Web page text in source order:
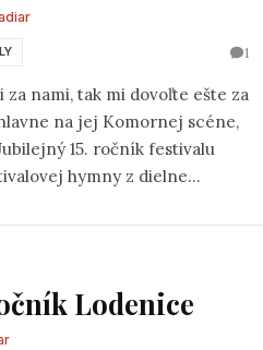
1
za nami, tak mi dovoľte ešte za
na jej Komornej scéne,
15. ročník festivalu
hymny z dielne
nevšednej, až takmer
Lodenice